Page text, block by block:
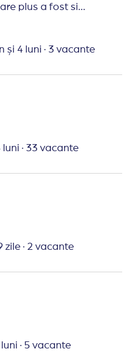
plus a fost si
si supravegherea
bauturile foaaarte
și 4 luni · 3 vacante
luni · 33 vacante
zile · 2 vacante
· 5 vacante